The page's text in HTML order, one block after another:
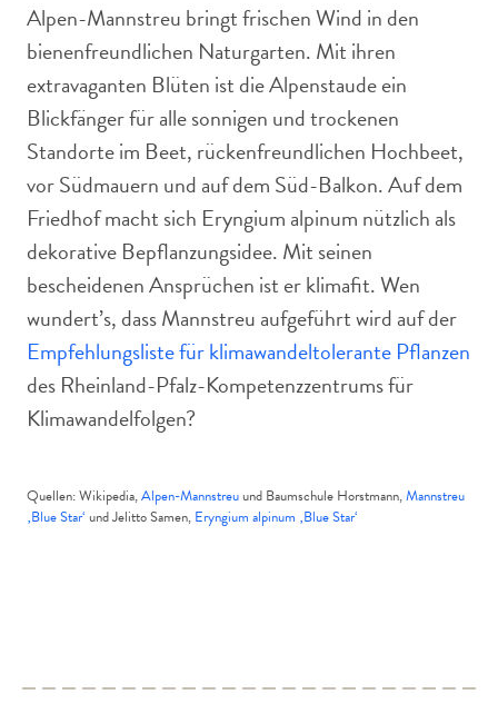
Alpen-Mannstreu bringt frischen Wind in den
bienenfreundlichen Naturgarten. Mit ihren
extravaganten Blüten ist die Alpenstaude ein
Blickfänger für alle sonnigen und trockenen
Standorte im Beet, rückenfreundlichen Hochbeet,
vor Südmauern und auf dem Süd-Balkon. Auf dem
Friedhof macht sich Eryngium alpinum nützlich als
dekorative Bepflanzungsidee. Mit seinen
bescheidenen Ansprüchen ist er klimafit. Wen
wundert’s, dass Mannstreu aufgeführt wird auf der
Empfehlungsliste für klimawandeltolerante Pflanzen
des Rheinland-Pfalz-Kompetenzzentrums für
Klimawandelfolgen?
Quellen: Wikipedia,Alpen-Mannstreuund Baumschule Horstmann,Mannstreu
‚Blue Star‘ und Jelitto Samen, Eryngium alpinum ‚Blue Star‘